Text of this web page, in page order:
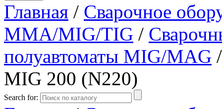
Главная / Сварочное
MMA/MIG/TIG /
полуавтоматы MIG/MAG
MIG 200 (N220)
Search for: